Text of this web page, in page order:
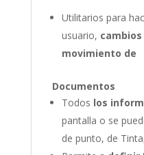
Utilitarios para
usuario,
movimiento de
Documentos
Todos los
pantalla o se
de punto, de